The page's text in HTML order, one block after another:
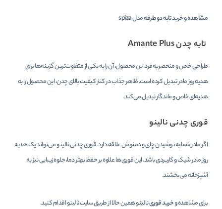
مشاهده و خریدتابه دو طرفهمدل spiza
تابه چدن Amante Plus
طراحی خاص و منحصربه‌فرد این محصول، آن را به یکی از متفاوت‌ترین گزینه‌ها برای
هدیه روز مادر تبدیل کرده است. ظاهر جذاب در کنار کیفیت بالای چدن، این محصول را به
هدیه‌ای خاص و ماندگار تبدیل می‌کند.
قوری چدنی نالینو
اگر مادر شما به نوشیدن چای و دمنوش علاقه دارد، قوری چدنی نالینو می‌تواند یک هدیه
روز مادر شیک و کاربردی باشد. این قوری‌ها علاوه بر حفظ بهتر دما، جلوه زیبایی نیز به
آشپزخانه می‌بخشند.
برای مشاهده وخرید قورینالینو همین حالا از طریق سایت نالینو اقدام کنید.